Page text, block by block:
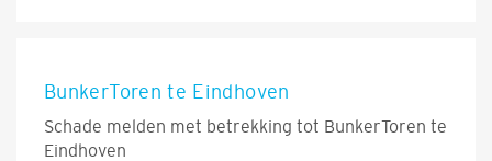
BunkerToren te Eindhoven
Schade melden met betrekking tot BunkerToren te
Eindhoven